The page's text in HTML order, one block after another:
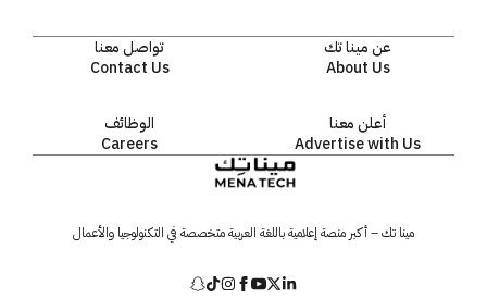
عن مينا تك
About Us
تواصل معنا
Contact Us
أعلن معنا
Advertise with Us
الوظائف
Careers
مينا تك – أكبر منصة إعلامية باللغة العربية متخصصة في التكنولوجيا والأعمال